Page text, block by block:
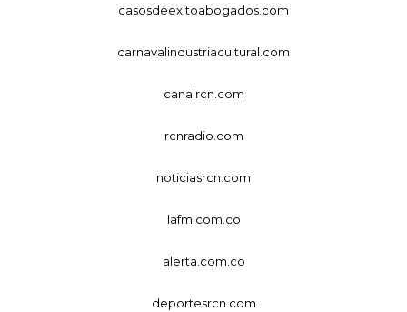
casosdeexitoabogados.com
carnavalindustriacultural.com
canalrcn.com
rcnradio.com
noticiasrcn.com
lafm.com.co
alerta.com.co
deportesrcn.com